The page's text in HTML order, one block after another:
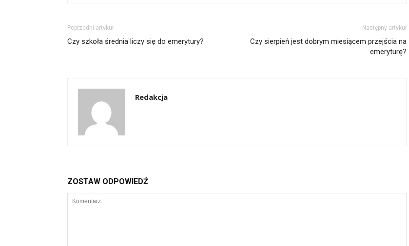
Poprzedni artykuł
Czy szkoła średnia liczy się do emerytury?
Następny artykuł
Czy sierpień jest dobrym miesiącem przejścia na
emeryturę?
Redakcja
ZOSTAW ODPOWIEDŹ